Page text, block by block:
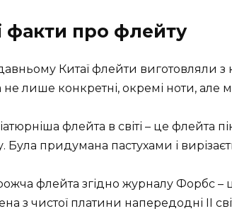
факти про флейту
Китаї флейти виготовляли
лише конкретні, окремі ноти, але
флейта в світі – це флейта
придумана пастухами і
флейта згідно журналу Форбс –
​​з чистої платини напередодні ІІ